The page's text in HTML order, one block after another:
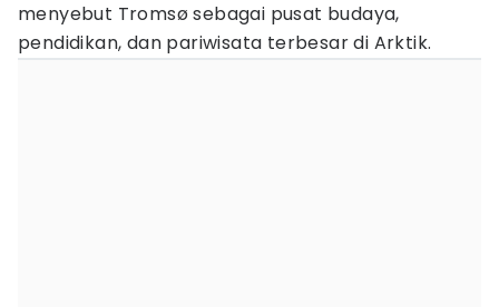
menyebut Tromsø sebagai pusat budaya,
pendidikan, dan pariwisata terbesar di Arktik.